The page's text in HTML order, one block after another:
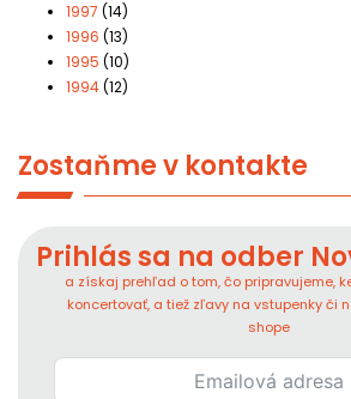
1997 (14)
1996 (13)
1995 (10)
1994(12)
Zostaňme v kontakte
Prihlás sa na odber
a získaj prehľad o tom, čo pripravujeme,
koncertovať, a tiež zľavy na vstupenky či
shope